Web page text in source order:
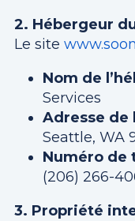
2. Hébergeur
Le site
Nom de
Services
Adresse de
Seattle, WA
Numéro de
(206) 266-
3. Propriété